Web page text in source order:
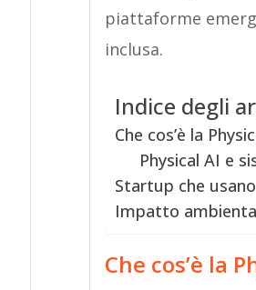
piattaforme
inclusa.
Indice degli
Che cos’è la
Physical AI e
Startup che
Impatto
Che cos’è la